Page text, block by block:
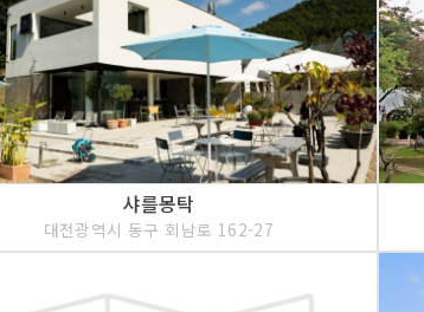
샤를몽탁
대전광역시 동구 회남로 162-27